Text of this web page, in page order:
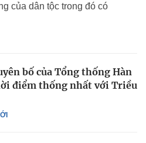
của dân tộc trong đó có
bố của Tổng thống Hàn
điểm thống nhất với Triều